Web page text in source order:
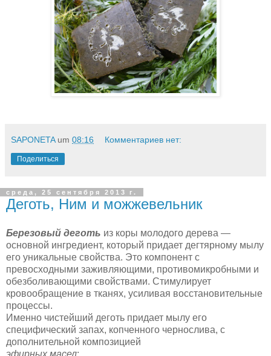
SAPONETA um 08:16 Комментариев нет:
Поделиться
среда, 25 сентября 2013 г.
Деготь, Ним и можжевельник
Березовый деготь из коры молодого дерева —
основной ингредиент, который придает дегтярному мылу
его уникальные свойства. Это компонент с
превосходными заживляющими, противомикробными и
обезболивающими свойствами. Стимулирует
кровообращение в тканях, усиливая восстановительные
процессы.
Именно чистейший деготь придает мылу его
специфический запах, копченного чернослива, с
дополнительной композицией
эфирных масел: